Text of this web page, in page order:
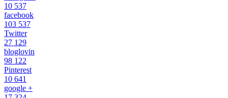
10 537
facebook
103 537
Twitter
27 129
bloglovin
98 122
Pinterest
10 641
google +